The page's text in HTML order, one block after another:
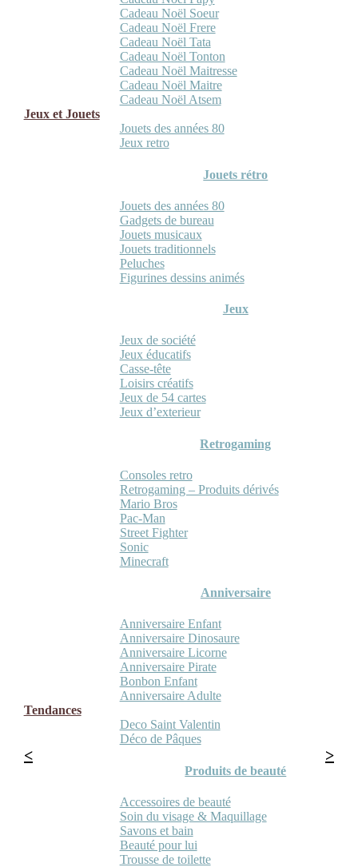
Cadeau Noël Soeur
Cadeau Noël Frere
Cadeau Noël Tata
Cadeau Noël Tonton
Cadeau Noël Maitresse
Cadeau Noël Maitre
Cadeau Noël Atsem
Jeux et Jouets
Jouets des années 80
Jeux retro
Jouets rétro
Jouets des années 80
Gadgets de bureau
Jouets musicaux
Jouets traditionnels
Peluches
Figurines dessins animés
Jeux
Jeux de société
Jeux éducatifs
Casse-tête
Loisirs créatifs
Jeux de 54 cartes
Jeux d’exterieur
Retrogaming
Consoles retro
Retrogaming – Produits dérivés
Mario Bros
Pac-Man
Street Fighter
Sonic
Minecraft
Anniversaire
Anniversaire Enfant
Anniversaire Dinosaure
Anniversaire Licorne
Anniversaire Pirate
Bonbon Enfant
Anniversaire Adulte
Tendances
Deco Saint Valentin
Déco de Pâques
Produits de beauté
Accessoires de beauté
Soin du visage & Maquillage
Savons et bain
Beauté pour lui
Trousse de toilette